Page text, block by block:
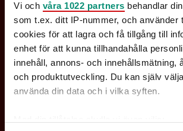
Vi och våra 1022 partners behandlar
som t.ex. ditt IP-nummer, och använder
cookies för att lagra och få tillgång till
enhet för att kunna tillhandahålla
innehåll, annons- och innehållsmätning,
och produktutveckling. Du kan själv
använda din data och i vilka syften.
Nyhetsbrev
Stockholm